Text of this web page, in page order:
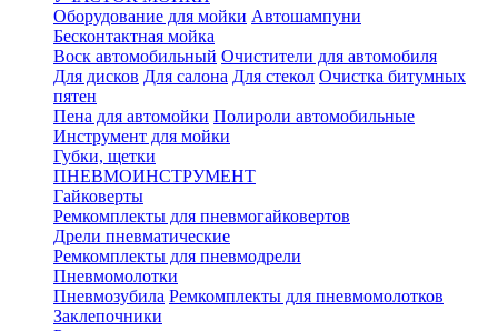
Оборудование для мойки Автошампуни
Бесконтактная мойка
Воск автомобильный Очистители для автомобиля
Для дисков Для салона Для стекол Очистка битумных
пятен
Пена для автомойки Полироли автомобильные
Инструмент для мойки
Губки, щетки
ПНЕВМОИНСТРУМЕНТ
Гайковерты
Ремкомплекты для пневмогайковертов
Дрели пневматические
Ремкомплекты для пневмодрели
Пневмомолотки
Пневмозубила Ремкомплекты для пневмомолотков
Заклепочники